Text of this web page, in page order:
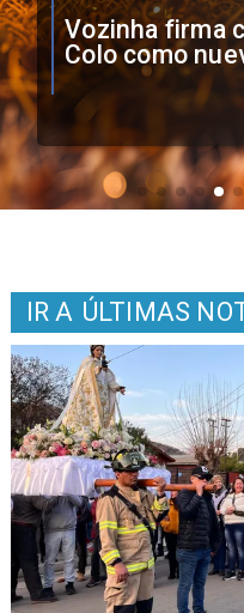
O'Higgins cae
Boca Juniors
Sudamericana
IR A ÚLTIMAS